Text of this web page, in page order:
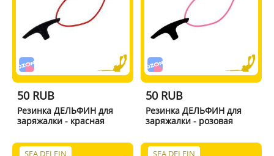
50 RUB
Резинка ДЕЛЬФИН для
заряжалки - красная
50 RUB
Резинка ДЕЛЬФИН для
заряжалки - розовая
SEA DELFIN SEA DELFIN